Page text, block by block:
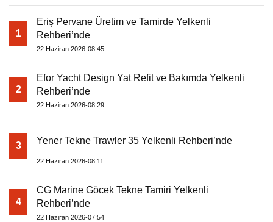
1
Eriş Pervane Üretim ve Tamirde Yelkenli
Rehberi’nde
22 Haziran 2026-08:45
2
Efor Yacht Design Yat Refit ve Bakımda Yelkenli
Rehberi’nde
22 Haziran 2026-08:29
3 Yener Tekne Trawler 35 Yelkenli Rehberi’nde
22 Haziran 2026-08:11
4
CG Marine Göcek Tekne Tamiri Yelkenli
Rehberi’nde
22 Haziran 2026-07:54